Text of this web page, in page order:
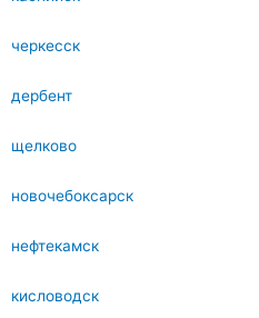
черкесск
дербент
щелково
новочебоксарск
нефтекамск
кисловодск